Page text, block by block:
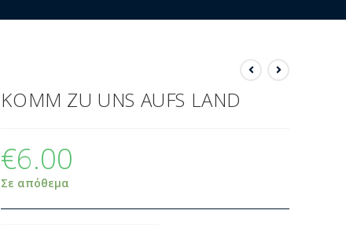
KOMM ZU UNS AUFS LAND
€6.00
Σε απόθεμα